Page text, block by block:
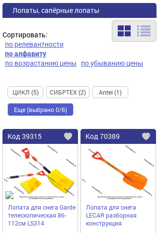
Лопаты, сапёрные лопаты
Сортировать:
по релевантности
по алфавиту
по возрастанию цены по убыванию цены
ЦИКЛ (5) СИБРТЕХ (2) Antei (1)
Еще (выбрано 0/6)
Код 39315
Добавить
избранное
Лопата для снега Garde
телескопическая 86-
112см LS314
Код 70389
Лопата для снега
LECAR разборная
конструкция